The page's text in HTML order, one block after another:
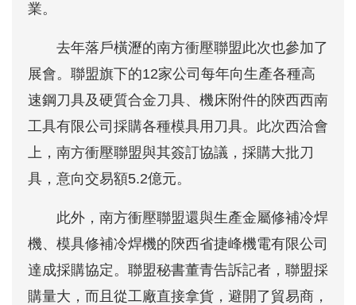
業。
去年落戶橫瀝的南方衝壓聯盟此次也參加了
展會。聯盟旗下的12家公司每年向生產各種高
速鋼刀具及硬質合金刀具、機床附件的陝西西南
工具有限公司採購各種模具用刀具。此次西洽會
上，南方衝壓聯盟與其簽訂協議，採購大批刀
具，意向交易額5.2億元。
此外，南方衝壓聯盟還與生產金屬修補冷焊
機、模具修補冷焊機的陝西省捷峰機電有限公司
達成採購協定。聯盟秘書董青告訴記者，聯盟採
購量大，而且從工廠直接拿貨，避開了貿易商，